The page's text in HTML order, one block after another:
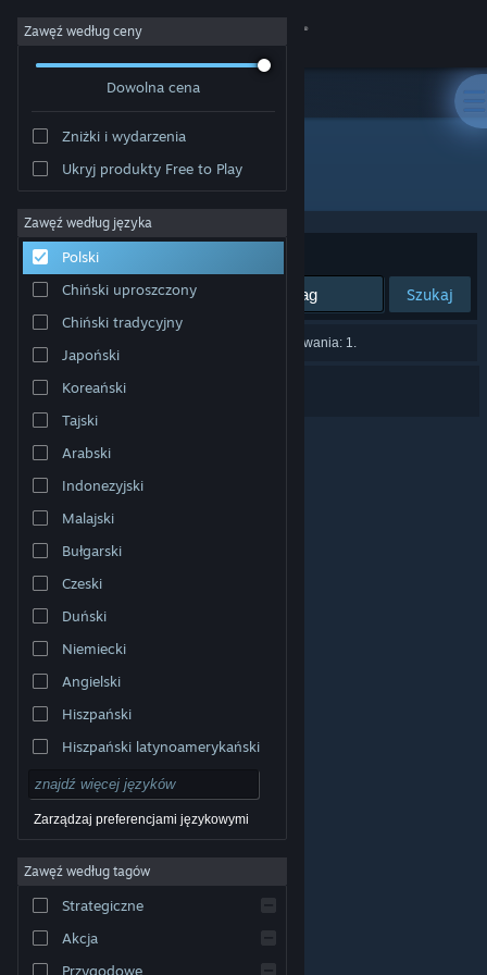
Zaloguj się
Społeczność
Informacje
Wsparcie
Zmień język
Pobierz aplikację mobilną Steam
Wersja przeglądarkowa
© Valve Corporation. Wszelkie prawa zastrzeżone.
właścicieli w Stanach Zjednoczonych i innych krajach.
dostępu
Umowa użytkownika Steam
pieniędzy |Ciasteczka
Zawęź według ceny
Dowolna cena
Zniżki i wydarzenia
Ukryj produkty Free to Play
Zawęź według języka
Polski
Chiński uproszczony
Chiński tradycyjny
Japoński
Koreański
Tajski
Arabski
Indonezyjski
Malajski
Bułgarski
Czeski
Duński
Niemiecki
Angielski
Hiszpański
Hiszpański latynoamerykański
Zarządzaj preferencjami językowymi
Zawęź według tagów
Strategiczne
Akcja
Przygodowe
Producent: Lonely Man
Sortuj według:
Szukaj
Liczba wyników pasujących do twojego wyszukiwania: 1.